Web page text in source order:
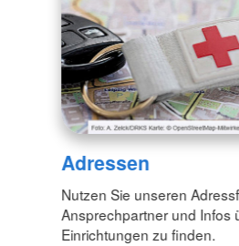
Adressen
Nutzen Sie unseren
Ansprechpartner und Infos
Einrichtungen zu finden.